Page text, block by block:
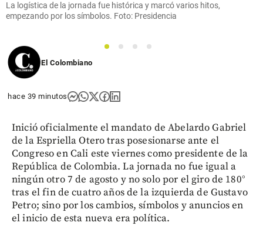
La logística de la jornada fue histórica y marcó varios hitos,
empezando por los símbolos. Foto: Presidencia
1 2 3
4
El Colombiano
hace 39 minutos
Inició oficialmente el mandato de Abelardo Gabriel
de la Espriella Otero tras posesionarse ante el
Congreso en Cali este viernes como presidente de la
República de Colombia. La jornada no fue igual a
ningún otro 7 de agosto y no solo por el giro de 180°
tras el fin de cuatro años de la izquierda de Gustavo
Petro; sino por los cambios, símbolos y anuncios en
el inicio de esta nueva era política.